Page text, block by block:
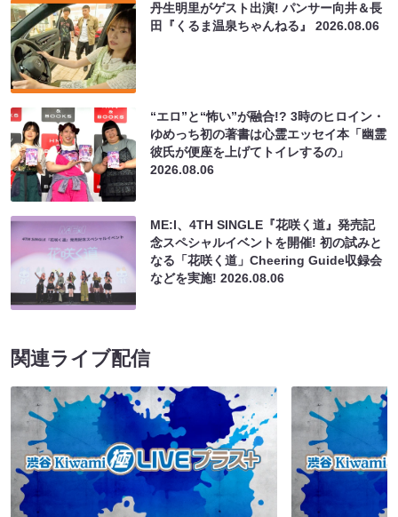
丹生明里がゲスト出演! パンサー向井＆長
田『くるま温泉ちゃんねる』2026.08.06
“エロ”と“怖い”が融合!? 3時のヒロイン・
ゆめっち初の著書は心霊エッセイ本「幽霊
彼氏が便座を上げてトイレするの」
2026.08.06
ME:I、4TH SINGLE『花咲く道』発売記
念スペシャルイベントを開催! 初の試みと
なる「花咲く道」Cheering Guide収録会
などを実施!2026.08.06
関連ライブ配信